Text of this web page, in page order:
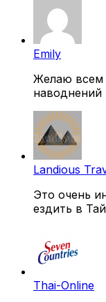
Emily
Желаю всем
наводнений
Landious
Это очень
ездить в
Thai-Online